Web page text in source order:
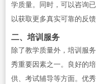
学质量。同时，可以咨询
以获取更多真实可靠的反馈
二、培训服务
除了教学质量外，培训服
秀重要因素之一。良好的
供、考试辅导等方面。优